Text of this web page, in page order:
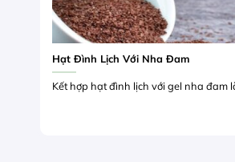
Hạt Đình Lịch Với Nha Đam
Kết hợp hạt đình lịch với gel nha đam